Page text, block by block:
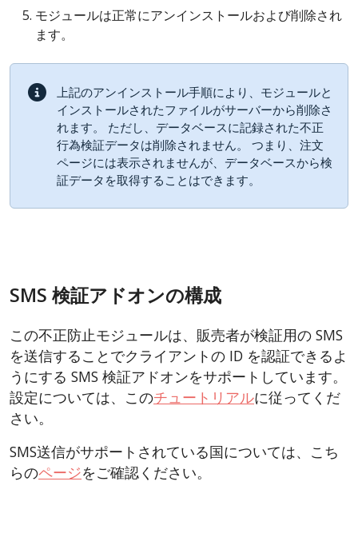
モジュールは正常にアンインストールおよび削除され
ます。
上記のアンインストール手順により、モジュールと
インストールされたファイルがサーバーから削除さ
れます。 ただし、データベースに記録された不正
行為検証データは削除されません。 つまり、注文
ページには表示されませんが、データベースから検
証データを取得することはできます。
SMS 検証アドオンの構成
この不正防止モジュールは、販売者が検証用の SMS
を送信することでクライアントの ID を認証できるよ
うにする SMS 検証アドオンをサポートしています。
設定については、このチュートリアルに従ってくだ
さい。
SMS送信がサポートされている国については、こち
らのページをご確認ください。